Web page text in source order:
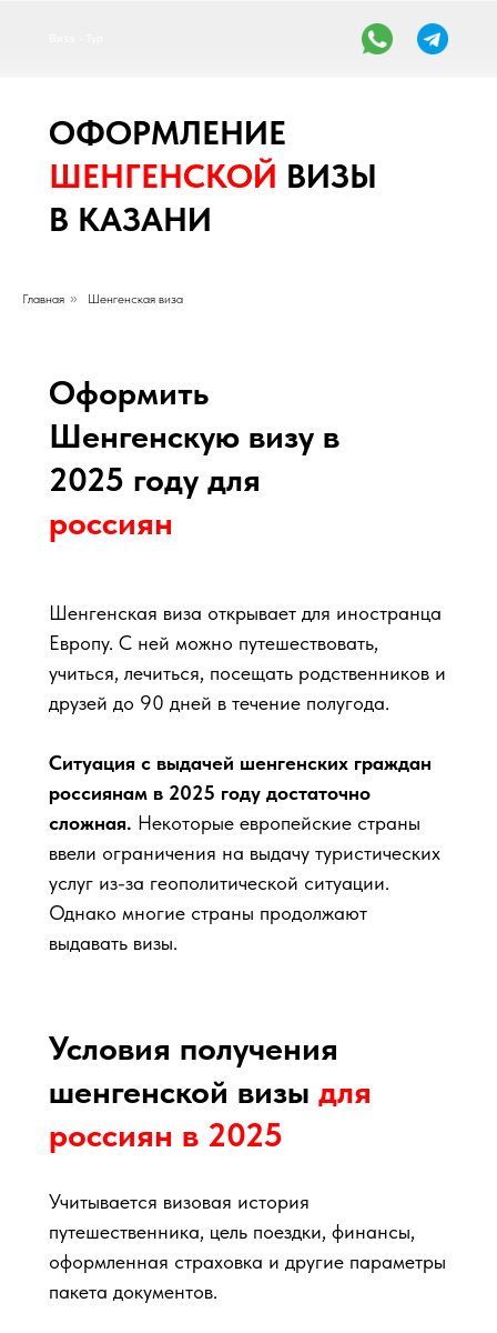
ОФОРМЛЕНИЕ
ШЕНГЕНСКОЙ ВИЗЫ
В КАЗАНИ
Главная » Шенгенская виза
Оформить
Шенгенскую визу в
2025 году для
россиян
Шенгенская виза открывает для иностранца
Европу. С ней можно путешествовать,
учиться, лечиться, посещать родственников и
друзей до 90 дней в течение полугода.
Ситуация с выдачей шенгенских граждан
россиянам в 2025 году достаточно
сложная. Некоторые европейские страны
ввели ограничения на выдачу туристических
услуг из-за геополитической ситуации.
Однако многие страны продолжают
выдавать визы.
Условия получения
шенгенской визы для
россиян в 2025
Учитывается визовая история
путешественника, цель поездки, финансы,
оформленная страховка и другие параметры
пакета документов.